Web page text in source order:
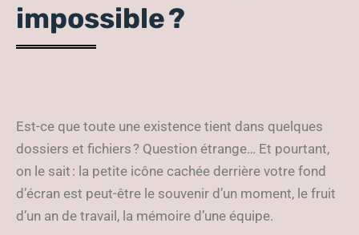
impossible ?
Est-ce que toute une existence tient dans quelques
dossiers et fichiers ? Question étrange… Et pourtant,
on le sait : la petite icône cachée derrière votre fond
d’écran est peut-être le souvenir d’un moment, le fruit
d’un an de travail, la mémoire d’une équipe.